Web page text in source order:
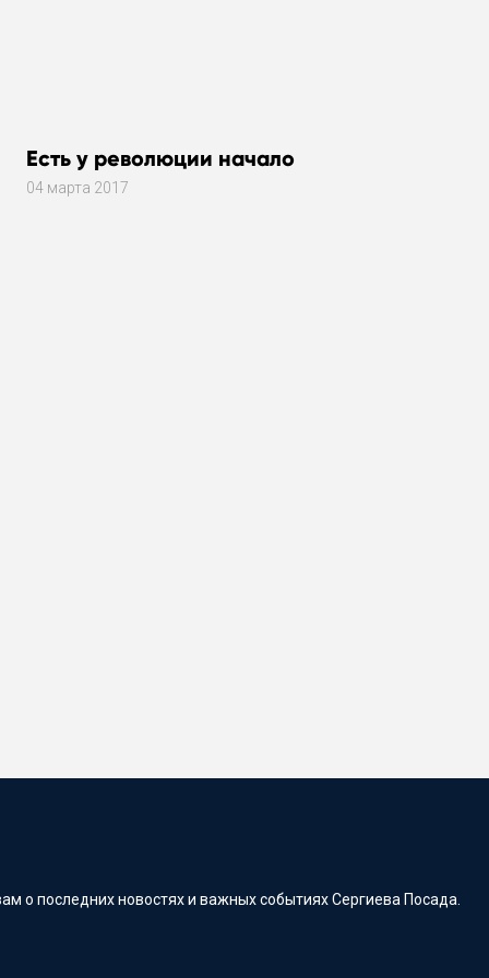
Есть у революции начало
04 марта 2017
о последних новостях и важных событиях Сергиева Посада.